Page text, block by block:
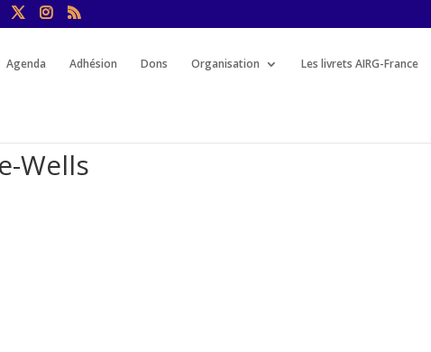
Agenda Adhésion Dons Organisation Les livrets AIRG-France
Wells